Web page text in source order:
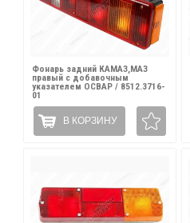
Фонарь задний КАМАЗ,МАЗ
правый с добавочным
указателем ОСВАР / 8512.3716-
01
В КОРЗИНУ